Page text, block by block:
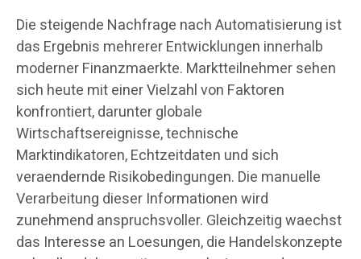
Die steigende Nachfrage nach Automatisierung ist
das Ergebnis mehrerer Entwicklungen innerhalb
moderner Finanzmaerkte. Marktteilnehmer sehen
sich heute mit einer Vielzahl von Faktoren
konfrontiert, darunter globale
Wirtschaftsereignisse, technische
Marktindikatoren, Echtzeitdaten und sich
veraendernde Risikobedingungen. Die manuelle
Verarbeitung dieser Informationen wird
zunehmend anspruchsvoller. Gleichzeitig waechst
das Interesse an Loesungen, die Handelskonzepte